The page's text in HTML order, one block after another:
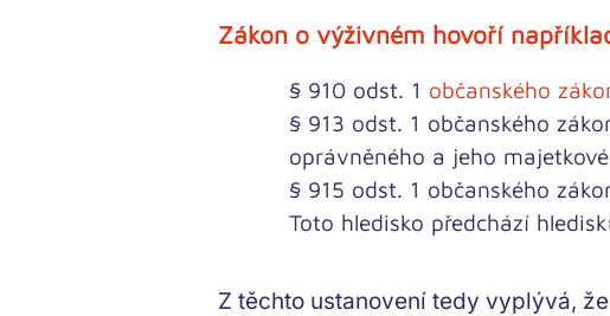
Zákon o výživném hovoří
§ 910 odst. 1 občanského
§ 913 odst. 1 občanského
oprávněného a jeho
§ 915 odst. 1 občanského
Toto hledisko předchází
Z těchto ustanovení tedy vyplývá,